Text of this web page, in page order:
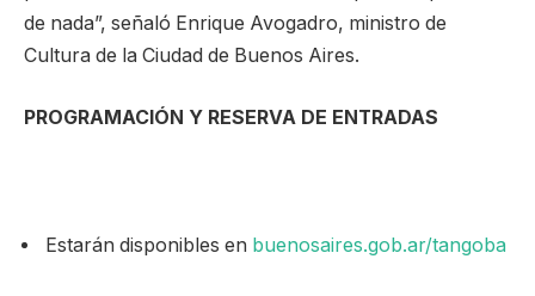
de nada”, señaló Enrique Avogadro, ministro de
Cultura de la Ciudad de Buenos Aires.
PROGRAMACIÓN Y RESERVA DE ENTRADAS
Estarán disponibles en buenosaires.gob.ar/tangoba